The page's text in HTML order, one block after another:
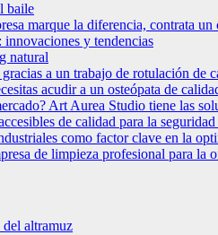
baile
marque la diferencia, contrata
innovaciones y tendencias
natural
gracias a un trabajo de rotulación de
acudir a un osteópata de
Art Aurea Studio tiene las
accesibles de calidad para la
como factor clave en la
de limpieza profesional para la
del altramuz